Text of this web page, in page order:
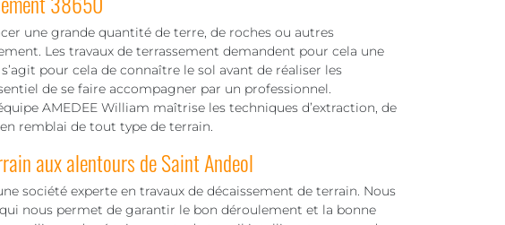
une grande quantité de terre, de roches ou autres
Les travaux de terrassement demandent pour cela une
pour cela de connaître le sol avant de réaliser les
de se faire accompagner par un professionnel.
AMEDEE William maîtrise les techniques d’extraction, de
remblai de tout type de terrain.
aux alentours de Saint Andeol
société experte en travaux de décaissement de terrain. Nous
nous permet de garantir le bon déroulement et la bonne